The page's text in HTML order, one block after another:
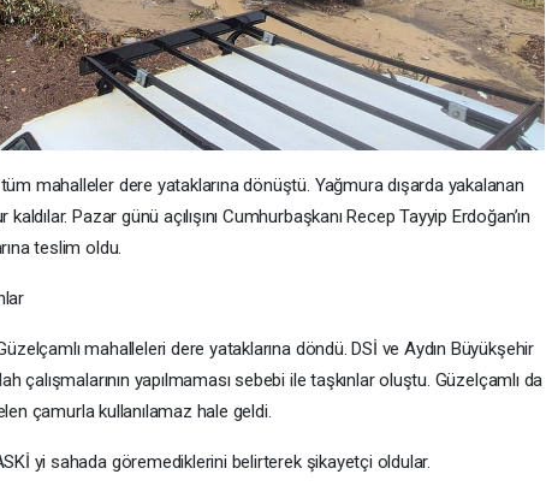
mahalleler dere yataklarına dönüştü. Yağmura dışarda yakalanan
Pazar günü açılışını Cumhurbaşkanı Recep Tayyip Erdoğan’ın
teslim oldu.
mahalleleri dere yataklarına döndü. DSİ ve Aydın Büyükşehir
çalışmalarının yapılmaması sebebi ile taşkınlar oluştu. Güzelçamlı da
çamurla kullanılamaz hale geldi.
yi sahada göremediklerini belirterek şikayetçi oldular.